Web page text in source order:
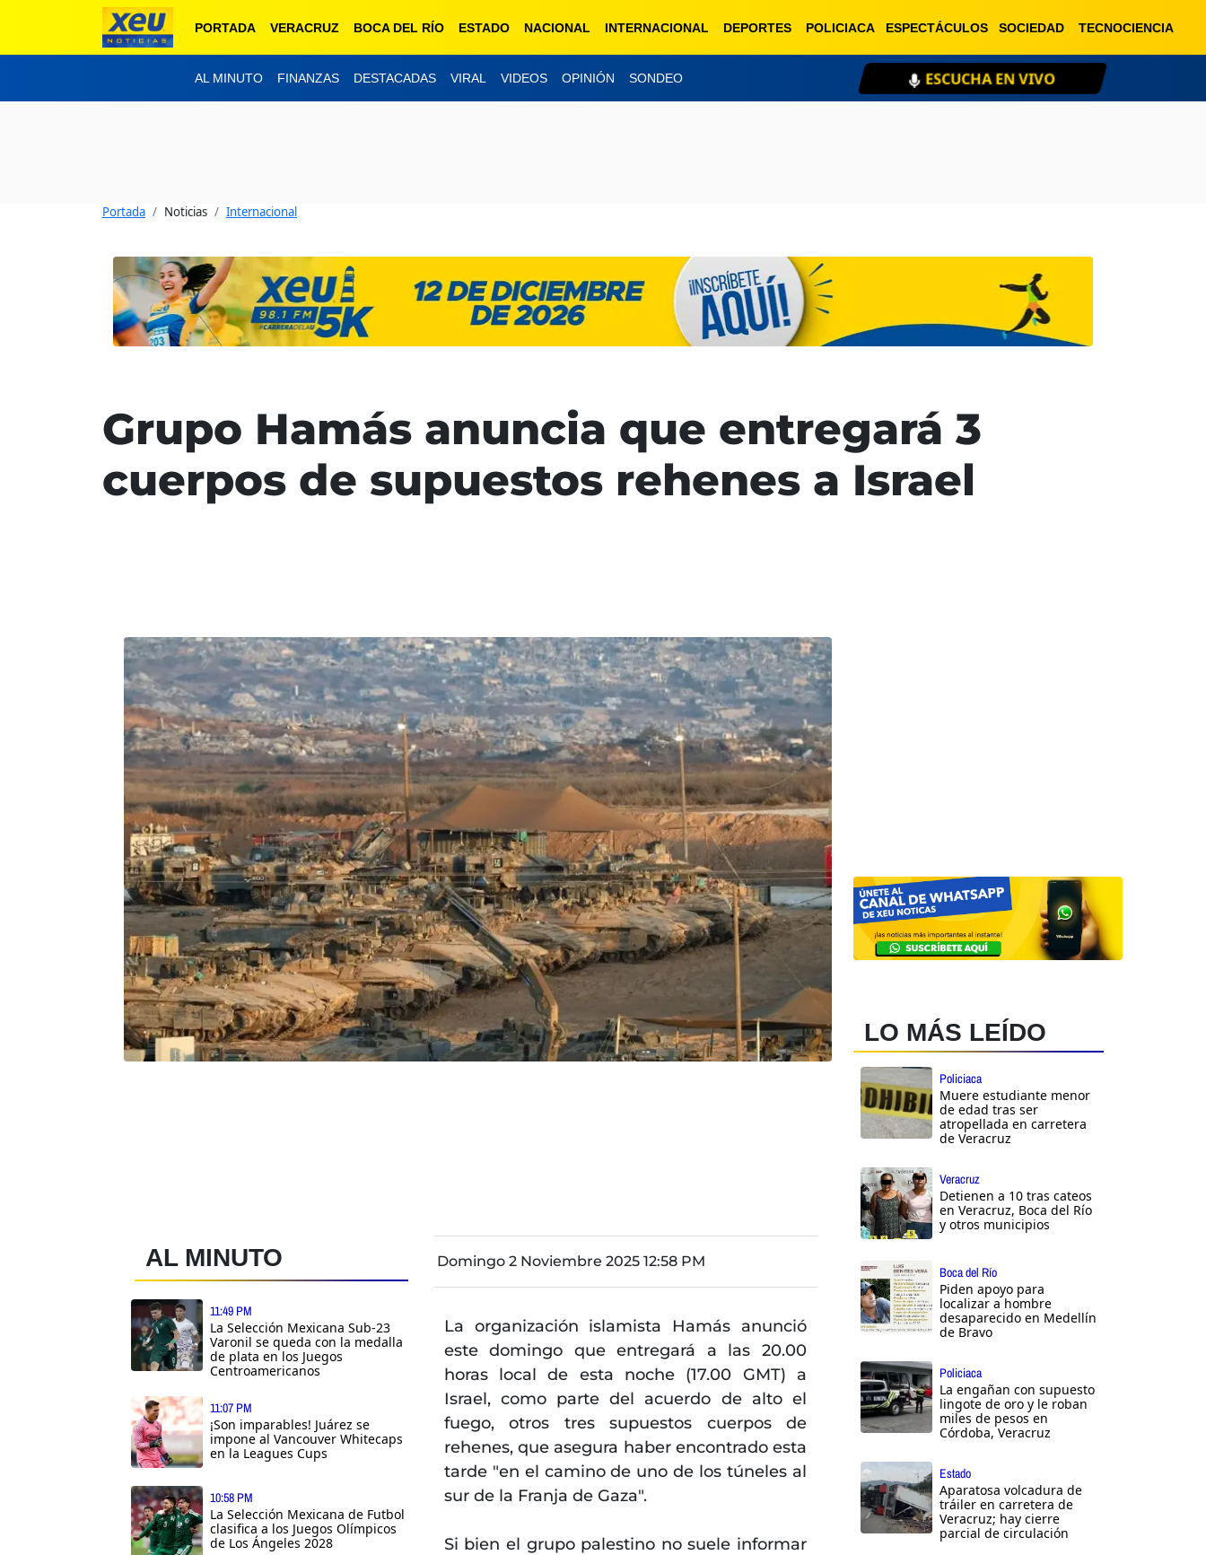
PORTADA VERACRUZ BOCA DEL RÍO ESTADO NACIONAL INTERNACIONAL DEPORTES POLICIACA ESPECTÁCULOS SOCIEDAD TECNOCIENCIA
AL MINUTO FINANZAS DESTACADAS VIRAL VIDEOS OPINIÓN SONDEO ESCUCHA EN VIVO
Portada Noticias Internacional
Grupo Hamás anuncia que entregará 3
cuerpos de supuestos rehenes a Israel
AL MINUTO
11:49 PM
La Selección Mexicana Sub-23
Varonil se queda con la medalla
de plata en los Juegos
Centroamericanos
11:07 PM
¡Son imparables! Juárez se
impone al Vancouver Whitecaps
en la Leagues Cups
10:58 PM
La Selección Mexicana de Futbol
clasifica a los Juegos Olímpicos
de Los Ángeles 2028
Domingo 2 Noviembre 2025 12:58 PM
La organización islamista Hamás anunció
este domingo que entregará a las 20.00
horas local de esta noche (17.00 GMT) a
Israel, como parte del acuerdo de alto el
fuego, otros tres supuestos cuerpos de
rehenes, que asegura haber encontrado esta
tarde "en el camino de uno de los túneles al
sur de la Franja de Gaza".
Si bien el grupo palestino no suele informar
LO MÁS LEÍDO
Policiaca
Muere estudiante menor
de edad tras ser
atropellada en carretera
de Veracruz
Veracruz
Detienen a 10 tras cateos
en Veracruz, Boca del Río
y otros municipios
Boca del Río
Piden apoyo para
localizar a hombre
desaparecido en Medellín
de Bravo
Policiaca
La engañan con supuesto
lingote de oro y le roban
miles de pesos en
Córdoba, Veracruz
Estado
Aparatosa volcadura de
tráiler en carretera de
Veracruz; hay cierre
parcial de circulación